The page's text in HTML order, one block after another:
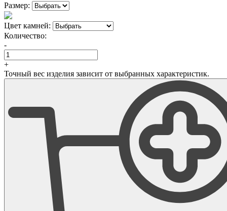
Размер:
Цвет камней:
Количество:
-
+
Точный вес изделия зависит от выбранных характеристик.